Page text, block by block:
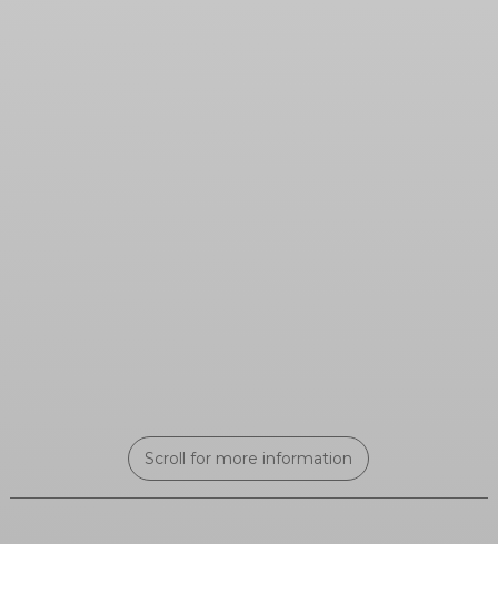
Scroll for more information